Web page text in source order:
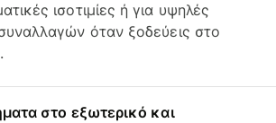
ισοτιμίες ή για υψηλές
όταν ξοδεύεις στο
στο εξωτερικό και